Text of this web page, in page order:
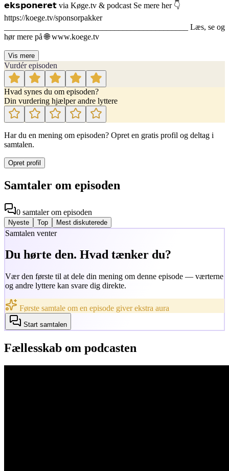
𝗲𝗸𝘀𝗽𝗼𝗻𝗲𝗿𝗲𝘁 via Køge.tv & podcast Se mere her 👇
https://koege.tv/sponsorpakker
_____________________________________________ Læs, se og
hør mere på 🌐 www.koege.tv
Vis mere
Vurdér episoden
Hvad synes du om episoden?
Din vurdering hjælper andre lyttere
Har du en mening om episoden? Opret en gratis profil og deltag i
samtalen.
Opret profil
Samtaler om episoden
0 samtalerom episoden
Nyeste Top Mest diskuterede
Samtalen venter
Du hørte den. Hvad tænker du?
Vær den første til at dele din mening om denne episode — værterne
og andre lyttere kan svare dig direkte.
Første samtale om en episode giver ekstra aura
Start samtalen
Fællesskab om podcasten